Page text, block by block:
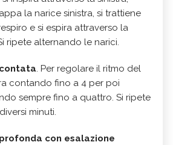
la narice sinistra, si trattiene
e si espira attraverso la
ripete alternando le narici.
. Per regolare il ritmo del
contando fino a 4 per poi
sempre fino a quattro. Si ripete
minuti.
con esalazione